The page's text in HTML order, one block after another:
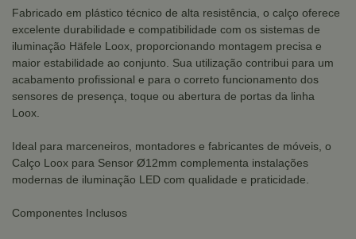
Fabricado em plástico técnico de alta resistência, o calço oferece
excelente durabilidade e compatibilidade com os sistemas de
iluminação Häfele Loox, proporcionando montagem precisa e
maior estabilidade ao conjunto. Sua utilização contribui para um
acabamento profissional e para o correto funcionamento dos
sensores de presença, toque ou abertura de portas da linha
Loox.
Ideal para marceneiros, montadores e fabricantes de móveis, o
Calço Loox para Sensor Ø12mm complementa instalações
modernas de iluminação LED com qualidade e praticidade.
Componentes Inclusos